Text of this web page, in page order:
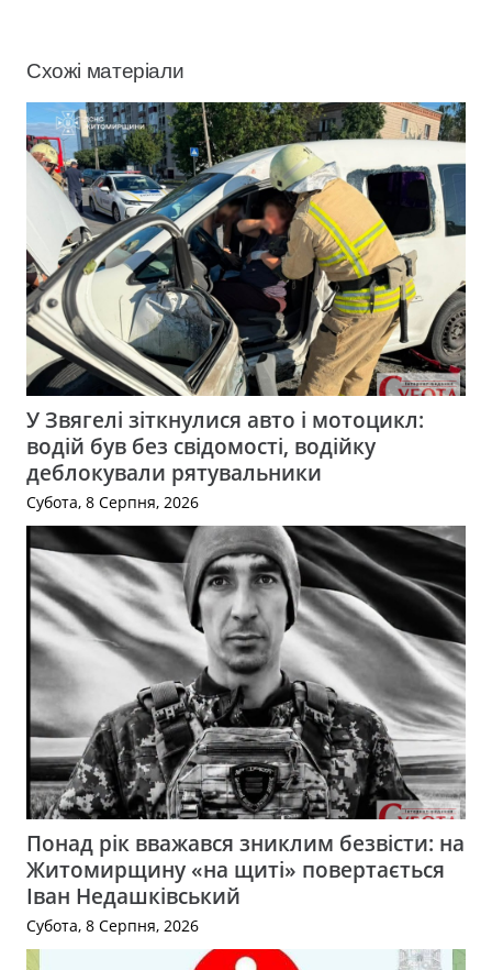
Схожі матеріали
У Звягелі зіткнулися авто і мотоцикл:
водій був без свідомості, водійку
деблокували рятувальники
Субота, 8 Серпня, 2026
Понад рік вважався зниклим безвісти: на
Житомирщину «на щиті» повертається
Іван Недашківський
Субота, 8 Серпня, 2026